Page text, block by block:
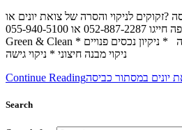
?זקוקים לניקוי והסרה של צואת יונים או
ציפורים בחיפה חייגו 052-887-2287 או 055-940-5100 Green & Clean
Green & Clean ניקוי צואת יונים במסתור כביסה * ניקיון נכסים פנויים *
ניקוי מבנה חיצוני * ניקוי גישה
Continue Readingיונים במסתור כביסה
Search